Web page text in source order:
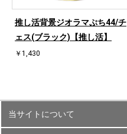
推し活背景ジオラマぷち44/チ
ェス(ブラック)【推し活】
￥1,430
当サイトについて